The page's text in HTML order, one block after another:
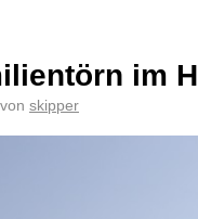
im
von skipper